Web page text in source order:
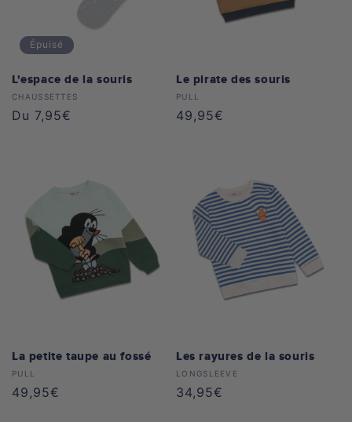
Épuisé
L'espace de la souris
Distributeur :
CHAUSSETTES
Prix
Du 7,95€
Le pirate des souris
Distributeur :
PULL
Prix
49,95€
La petite taupe au fossé
Distributeur :
PULL
Prix
49,95€
Les rayures de la souris
Distributeur :
LONGSLEEVE
Prix
34,95€